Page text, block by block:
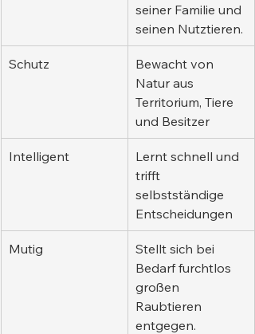
seiner Familie und
seinen Nutztieren.
Schutz
Bewacht von
Natur aus
Territorium, Tiere
und Besitzer
Intelligent
Lernt schnell und
trifft
selbstständige
Entscheidungen
Mutig
Stellt sich bei
Bedarf furchtlos
großen
Raubtieren
entgegen.